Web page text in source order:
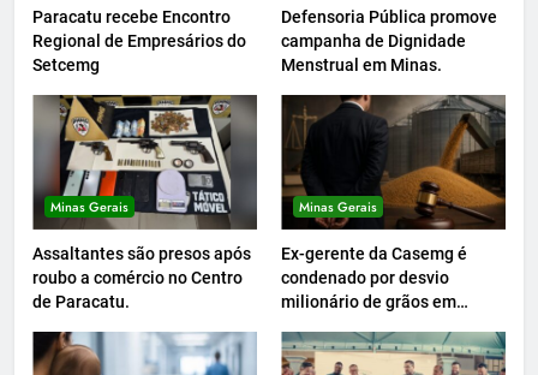
Paracatu recebe Encontro
Regional de Empresários do
Setcemg
Defensoria Pública promove
campanha de Dignidade
Menstrual em Minas.
Minas Gerais
Assaltantes são presos após
roubo a comércio no Centro
de Paracatu.
Minas Gerais
Ex-gerente da Casemg é
condenado por desvio
milionário de grãos em